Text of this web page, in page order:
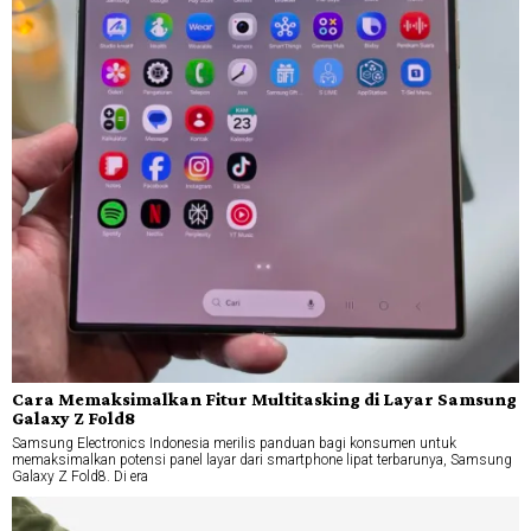
Cara Memaksimalkan Fitur Multitasking di Layar Samsung
Galaxy Z Fold8
Samsung Electronics Indonesia merilis panduan bagi konsumen untuk
memaksimalkan potensi panel layar dari smartphone lipat terbarunya, Samsung
Galaxy Z Fold8. Di era